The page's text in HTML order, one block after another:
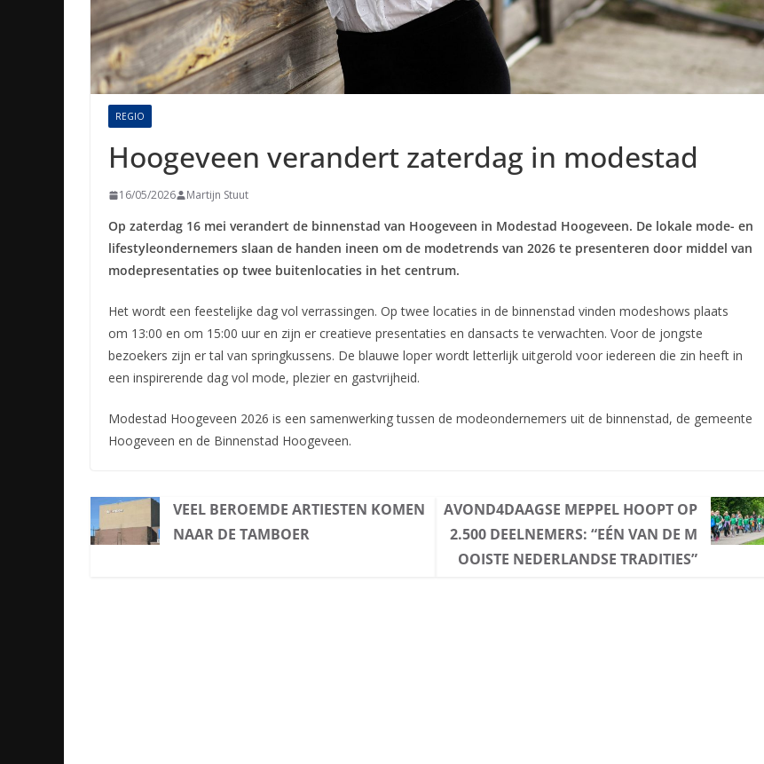
REGIO
Hoogeveen verandert zaterdag in modestad
16/05/2026 Martijn Stuut
Op zaterdag 16 mei verandert de binnenstad van Hoogeveen in Modestad Hoogeveen. De lokale mode- en
lifestyleondernemers slaan de handen ineen om de modetrends van 2026 te presenteren door middel van
modepresentaties op twee buitenlocaties in het centrum.
Het wordt een feestelijke dag vol verrassingen. Op twee locaties in de binnenstad vinden modeshows plaats
om 13:00 en om 15:00 uur en zijn er creatieve presentaties en dansacts te verwachten. Voor de jongste
bezoekers zijn er tal van springkussens. De blauwe loper wordt letterlijk uitgerold voor iedereen die zin heeft in
een inspirerende dag vol mode, plezier en gastvrijheid.
Modestad Hoogeveen 2026 is een samenwerking tussen de modeondernemers uit de binnenstad, de gemeente
Hoogeveen en de Binnenstad Hoogeveen.
VEEL BEROEMDE ARTIESTEN KOMEN
NAAR DE TAMBOER
AVOND4DAAGSE MEPPEL HOOPT OP
2.500 DEELNEMERS: “EÉN VAN DE M
OOISTE NEDERLANDSE TRADITIES”